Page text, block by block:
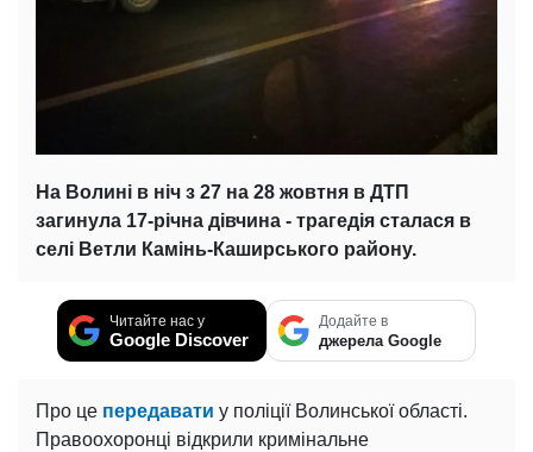
На Волині в ніч з 27 на 28 жовтня в ДТП
загинула 17-річна дівчина - трагедія сталася в
селі Ветли Камінь-Каширського району.
Читайте нас у
Google Discover
Додайте в
джерела Google
Про це передавати у поліції Волинської області.
Правоохоронці відкрили кримінальне